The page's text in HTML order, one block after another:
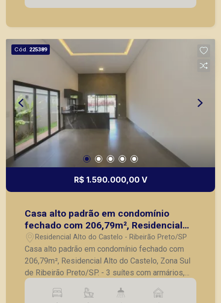
agilidade e segurança, em locação, vendas de
Preto.
Cód. 225389
R$ 1.590.000,00 V
Casa alto padrão em condomínio
fechado com 206,79m², Residencial
Alto do Castelo, Zona Sul de Ribeirão
Preto/SP.
Residencial Alto do Castelo - Ribeirão Preto/SP
Casa alto padrão em condomínio fechado com
206,79m², Residencial Alto do Castelo, Zona Sul
de Ribeirão Preto/SP. - 3 suítes com armários,
sendo 1 suíte master com closet; - Escritório; -
Sala para 2 ambientes com pé direito duplo; -